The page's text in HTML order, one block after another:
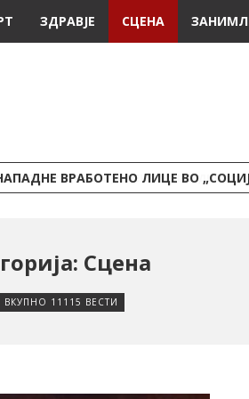
ЗДРАВЈЕ СЦЕНА
ВРАБОТЕНО ЛИЦЕ ВО
Сцена
ВКУПНО 11115 ВЕСТИ